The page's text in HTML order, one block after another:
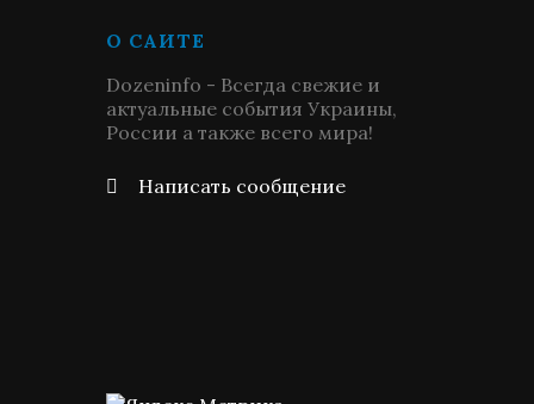
О САЙТЕ
Dozeninfo - Всегда свежие и
актуальные события Украины,
России а также всего мира!
Написать сообщение